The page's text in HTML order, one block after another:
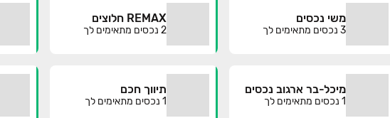
משי נכסים
3 נכסים מתאימים לך
REMAX חלוצים
2 נכסים מתאימים לך
מיכל-בר ארגוב נכסים
1 נכסים מתאימים לך
תיווך חכם
1 נכסים מתאימים לך